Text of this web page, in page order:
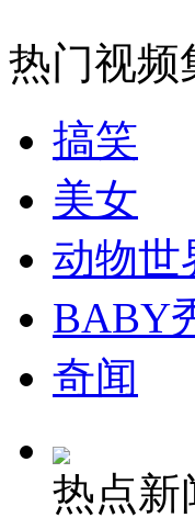
走！跟着总书记去
司机酒驾遇交警
热门视频
搞笑
美女
动物世
BABY
奇闻
热点新